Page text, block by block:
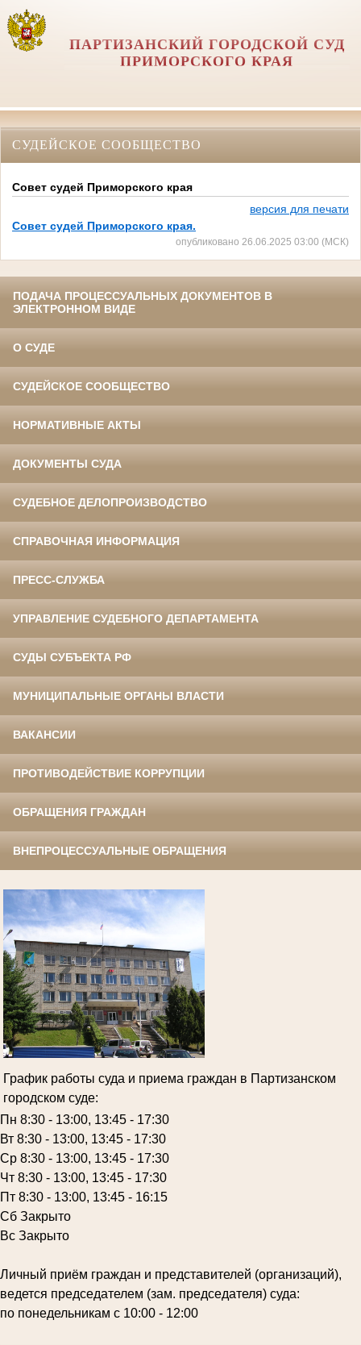
ПАРТИЗАНСКИЙ ГОРОДСКОЙ СУД
ПРИМОРСКОГО КРАЯ
СУДЕЙСКОЕ СООБЩЕСТВО
Совет судей Приморского края
версия для печати
Совет судей Приморского края.
опубликовано 26.06.2025 03:00 (МСК)
ПОДАЧА ПРОЦЕССУАЛЬНЫХ ДОКУМЕНТОВ В
ЭЛЕКТРОННОМ ВИДЕ
О СУДЕ
СУДЕЙСКОЕ СООБЩЕСТВО
НОРМАТИВНЫЕ АКТЫ
ДОКУМЕНТЫ СУДА
СУДЕБНОЕ ДЕЛОПРОИЗВОДСТВО
СПРАВОЧНАЯ ИНФОРМАЦИЯ
ПРЕСС-СЛУЖБА
УПРАВЛЕНИЕ СУДЕБНОГО ДЕПАРТАМЕНТА
СУДЫ СУБЪЕКТА РФ
МУНИЦИПАЛЬНЫЕ ОРГАНЫ ВЛАСТИ
ВАКАНСИИ
ПРОТИВОДЕЙСТВИЕ КОРРУПЦИИ
ОБРАЩЕНИЯ ГРАЖДАН
ВНЕПРОЦЕССУАЛЬНЫЕ ОБРАЩЕНИЯ
График работы суда и приема граждан в Партизанском
городском суде:
Пн 8:30 - 13:00, 13:45 - 17:30
Вт 8:30 - 13:00, 13:45 - 17:30
Ср 8:30 - 13:00, 13:45 - 17:30
Чт 8:30 - 13:00, 13:45 - 17:30
Пт 8:30 - 13:00, 13:45 - 16:15
Сб Закрыто
Вс Закрыто
Личный приём граждан и представителей (организаций),
ведется председателем (зам. председателя) суда:
по понедельникам с 10:00 - 12:00